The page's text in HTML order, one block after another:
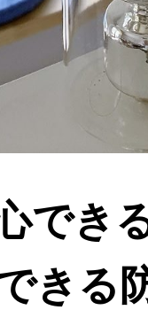
でき
きる